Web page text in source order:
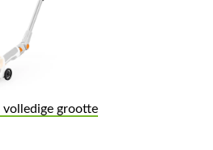
volledige grootte